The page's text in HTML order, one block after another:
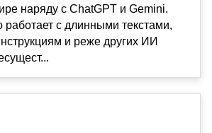
наряду с ChatGPT и Gemini.
работает с длинными текстами,
и реже других ИИ